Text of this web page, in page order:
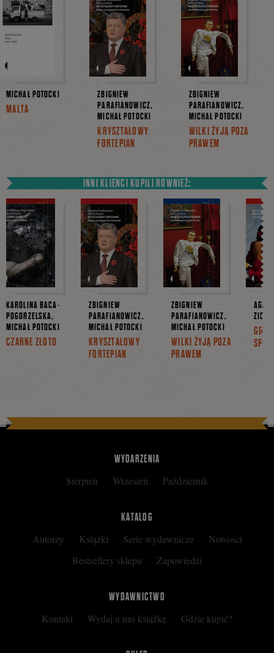
MICHAŁ POTOCKI
MALTA
ZBIGNIEW
PARAFIANOWICZ,
MICHAŁ POTOCKI
KRYSZTAŁOWY
FORTEPIAN
ZBIGNIEW
PARAFIANOWICZ,
MICHAŁ POTOCKI
WILKI ŻYJĄ POZA
PRAWEM
INNI KLIENCI KUPILI RÓWNIEŻ:
KAROLINA BACA-
POGORZELSKA,
MICHAŁ POTOCKI
CZARNE ZŁOTO
ZBIGNIEW
PARAFIANOWICZ,
MICHAŁ POTOCKI
KRYSZTAŁOWY
FORTEPIAN
ZBIGNIEW
PARAFIANOWICZ,
MICHAŁ POTOCKI
WILKI ŻYJĄ POZA
PRAWEM
WYDARZENIA
Sierpień Wrzesień Październik
KATALOG
Autorzy Książki Serie wydawnicze
Nowości
Bestsellery sklepu
Zapowiedzi
WYDAWNICTWO
Kontakt Wydaj u nas książkę Gdzie kupić?